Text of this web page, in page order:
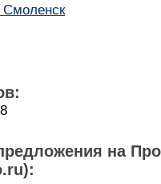
Смоленск
на